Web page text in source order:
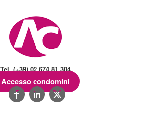
Tel. (+39) 02.674.81.304
Accesso condomini